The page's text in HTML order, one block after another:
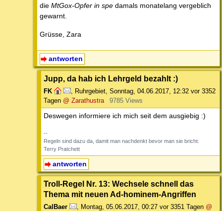
die MtGox-Opfer in spe damals monatelang vergeblich
gewarnt.
Grüsse, Zara
antworten
Jupp, da hab ich Lehrgeld bezahlt :)
FK Ruhrgebiet Sonntag, 04.06.2017, 12:32 vor 3352
Tagen @ Zarathustra 9785 Views
Deswegen informiere ich mich seit dem ausgiebig :)
--
Regeln sind dazu da, damit man nachdenkt bevor man sie bricht.
Terry Pratchett
antworten
Troll-Regel Nr. 13: Wechsele schnell das
Thema mit neuen Ad-hominem-Angriffen
CalBaer Montag, 05.06.2017, 00:27 vor 3351 Tagen @